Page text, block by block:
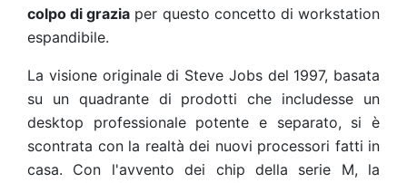
colpo di grazia per questo concetto di workstation
espandibile.
La visione originale di Steve Jobs del 1997, basata
su un quadrante di prodotti che includesse un
desktop professionale potente e separato, si è
scontrata con la realtà dei nuovi processori fatti in
casa. Con l'avvento dei chip della serie M, la